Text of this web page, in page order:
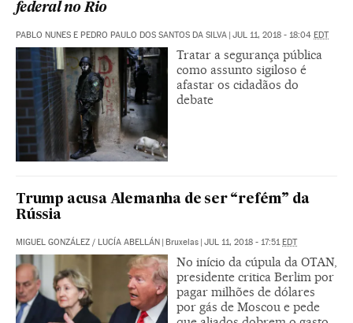
federal no Rio
PABLO NUNES E PEDRO PAULO DOS SANTOS DA SILVA JUL 11, 2018 - 18:04 EDT
Tratar a segurança pública
como assunto sigiloso é
afastar os cidadãos do
debate
Trump acusa Alemanha de ser “refém” da
Rússia
MIGUEL GONZÁLEZ / LUCÍA ABELLÁN | Bruxelas | JUL 11, 2018 - 17:51EDT
No início da cúpula da OTAN,
presidente critica Berlim por
pagar milhões de dólares
por gás de Moscou e pede